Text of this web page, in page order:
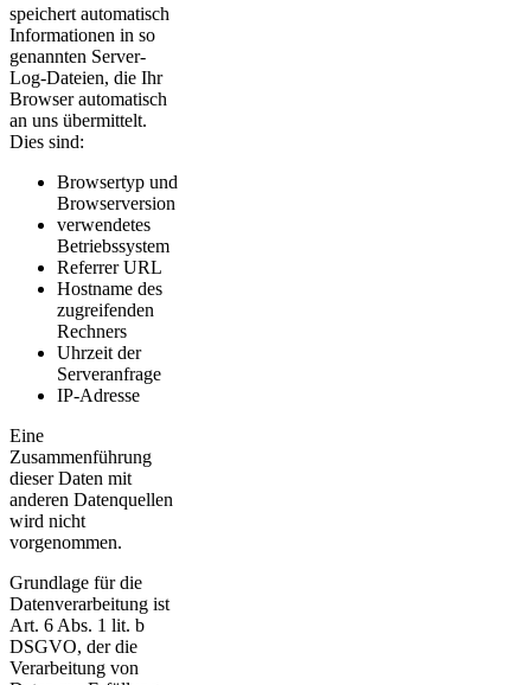
speichert automatisch
Informationen in so
genannten Server-
Log-Dateien, die Ihr
Browser automatisch
an uns übermittelt.
Dies sind:
Browsertyp und
Browserversion
verwendetes
Betriebssystem
Referrer URL
Hostname des
zugreifenden
Rechners
Uhrzeit der
Serveranfrage
IP-Adresse
Eine
Zusammenführung
dieser Daten mit
anderen Datenquellen
wird nicht
vorgenommen.
Grundlage für die
Datenverarbeitung ist
Art. 6 Abs. 1 lit. b
DSGVO, der die
Verarbeitung von